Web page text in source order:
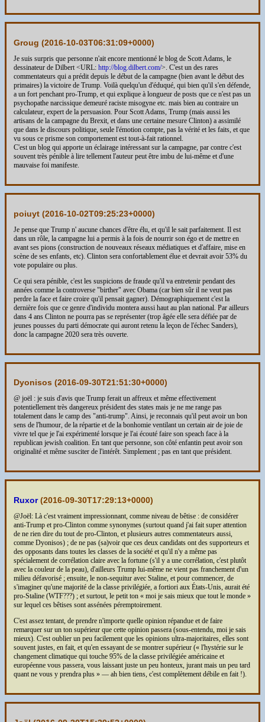
Groug (2016-10-03T06:31:09+0000)
Je suis surpris que personne n'ait encore mentionné le blog de Scott Adams, le
dessinateur de Dilbert <URL: http://blog.dilbert.com/>. C'est un des rares
commentateurs qui a prédit depuis le début de la campagne (bien avant le début des
primaires) la victoire de Trump. Voilà quelqu'un d'éduqué, qui bien qu'il s'en défende,
a un fort penchant pro-Trump, et qui explique à longueur de posts que ce n'est pas un
psychopathe narcissique demeuré raciste misogyne etc. mais bien au contraire un
calculateur, expert de la persuasion. Pour Scott Adams, Trump (mais aussi les
artisans de la campagne du Brexit, et dans une certaine mesure Clinton) a assimilé
que dans le discours politique, seule l'émotion compte, pas la vérité et les faits, et que
vu sous ce prisme son comportement est tout-à-fait rationnel.
C'est un blog qui apporte un éclairage intéressant sur la campagne, par contre c'est
souvent très pénible à lire tellement l'auteur peut être imbu de lui-même et d'une
mauvaise foi manifeste.
poiuyt (2016-10-02T09:25:23+0000)
Je pense que Trump n' aucune chances d'être élu, et qu'il le sait parfaitement. Il est
dans un rôle, la campagne lui a permis à la fois de nourrir son égo et de mettre en
avant ses pions (construction de nouveaux réseaux médiatiques et d'affaire, mise en
scène de ses enfants, etc). Clinton sera confortablement élue et devrait avoir 53% du
vote populaire ou plus.
Ce qui sera pénible, c'est les suspicions de fraude qu'il va entretenir pendant des
années comme la controverse "birther" avec Obama (car bien sûr il ne veut pas
perdre la face et faire croire qu'il pensait gagner). Démographiquement c'est la
dernière fois que ce genre d'individu montera aussi haut au plan national. Par ailleurs
dans 4 ans Clinton ne pourra pas se représenter (trop âgée elle sera défiée par de
jeunes pousses du parti démocrate qui auront retenu la leçon de l'échec Sanders),
donc la campagne 2020 sera très ouverte.
Dyonisos (2016-09-30T21:51:30+0000)
@ joël : je suis d'avis que Trump ferait un affreux et même effectivement
potentiellement très dangereux président des states mais je ne me range pas
totalement dans le camp des "anti-trump". Ainsi, je reconnais qu'il peut avoir un bon
sens de l'humour, de la répartie et de la bonhomie ventilant un certain air de joie de
vivre tel que je l'ai expérimenté lorsque je l'ai écouté faire son speach face à la
republican jewish coalition. En tant que personne, son côté enfantin peut avoir son
originalité et même susciter de l'intérêt. Simplement ; pas en tant que président.
Ruxor(2016-09-30T17:29:13+0000)
@Joël: Là c'est vraiment impressionnant, comme niveau de bêtise : de considérer
anti-Trump et pro-Clinton comme synonymes (surtout quand j'ai fait super attention
de ne rien dire du tout de pro-Clinton, et plusieurs autres commentateurs aussi,
comme Dyonisos) ; de ne pas (sa)voir que ces deux candidats ont des supporteurs et
des opposants dans toutes les classes de la société et qu'il n'y a même pas
spécialement de corrélation claire avec la fortune (s'il y a une corrélation, c'est plutôt
avec la couleur de la peau), d'ailleurs Trump lui-même ne vient pas franchement d'un
milieu défavorisé ; ensuite, le non-sequitur avec Staline, et pour commencer, de
s'imaginer qu'une majorité de la classe privilégiée, a fortiori aux États-Unis, aurait été
pro-Staline (WTF???) ; et surtout, le petit ton « moi je sais mieux que tout le monde »
sur lequel ces bêtises sont assénées péremptoirement.
C'est assez tentant, de prendre n'importe quelle opinion répandue et de faire
remarquer sur un ton supérieur que cette opinion passera (sous-entendu, moi je sais
mieux). C'est oublier un peu facilement que les opinions ultra-majoritaires, elles sont
souvent justes, en fait, et qu'en essayant de se montrer supérieur (« l'hystérie sur le
changement climatique qui touche 95% de la classe privilégiée américaine et
européenne vous passera, vous laissant juste un peu honteux, jurant mais un peu tard
quant ne vous y prendra plus » — ah bien tiens, c'est complètement débile en fait !).